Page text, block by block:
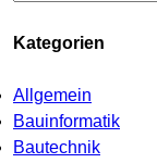
Kategorien
Allgemein
Bauinformatik
Bautechnik